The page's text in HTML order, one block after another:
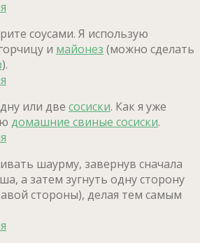
соусами. Я использую
и майонез (можно сделать
).
или две сосиски. Как я уже
домашние свиные сосиски.
шаурму, завернув сначала
а затем зугнуть одну сторону
стороны), делая тем самым